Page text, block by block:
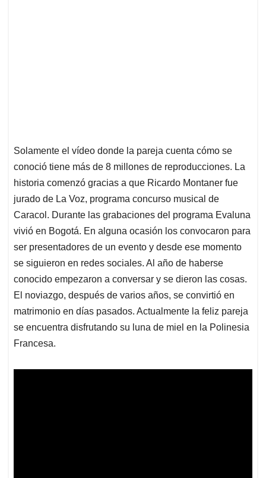
Solamente el vídeo donde la pareja cuenta cómo se
conoció tiene más de 8 millones de reproducciones. La
historia comenzó gracias a que Ricardo Montaner fue
jurado de La Voz, programa concurso musical de
Caracol. Durante las grabaciones del programa Evaluna
vivió en Bogotá. En alguna ocasión los convocaron para
ser presentadores de un evento y desde ese momento
se siguieron en redes sociales. Al año de haberse
conocido empezaron a conversar y se dieron las cosas.
El noviazgo, después de varios años, se convirtió en
matrimonio en días pasados. Actualmente la feliz pareja
se encuentra disfrutando su luna de miel en la Polinesia
Francesa.